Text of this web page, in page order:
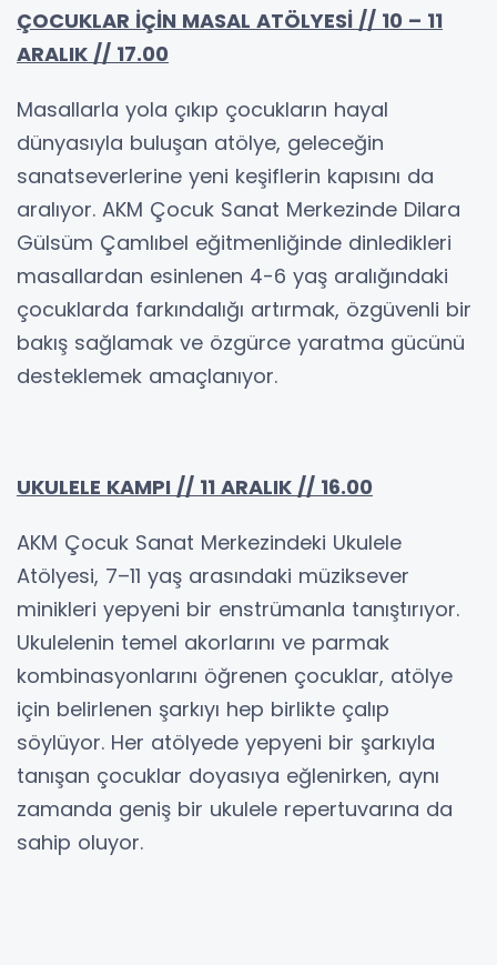
ÇOCUKLAR İÇİN MASAL ATÖLYESİ // 10 – 11
ARALIK // 17.00
Masallarla yola çıkıp çocukların hayal
dünyasıyla buluşan atölye, geleceğin
sanatseverlerine yeni keşiflerin kapısını da
aralıyor. AKM Çocuk Sanat Merkezinde Dilara
Gülsüm Çamlıbel eğitmenliğinde dinledikleri
masallardan esinlenen 4-6 yaş aralığındaki
çocuklarda farkındalığı artırmak, özgüvenli bir
bakış sağlamak ve özgürce yaratma gücünü
desteklemek amaçlanıyor.
UKULELE KAMPI // 11 ARALIK // 16.00
AKM Çocuk Sanat Merkezindeki Ukulele
Atölyesi, 7–11 yaş arasındaki müziksever
minikleri yepyeni bir enstrümanla tanıştırıyor.
Ukulelenin temel akorlarını ve parmak
kombinasyonlarını öğrenen çocuklar, atölye
için belirlenen şarkıyı hep birlikte çalıp
söylüyor. Her atölyede yepyeni bir şarkıyla
tanışan çocuklar doyasıya eğlenirken, aynı
zamanda geniş bir ukulele repertuvarına da
sahip oluyor.